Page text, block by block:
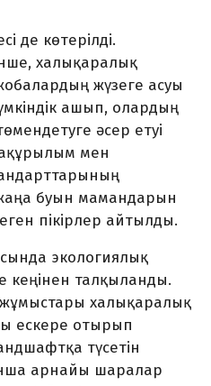
де көтерілді.
халықаралық
жүзеге асуы
ашып, олардың
әсер етуі
мен
буын мамандарын
пікірлер айтылды.
экологиялық
кеңінен талқыланды.
халықаралық
ескере отырып
түсетін
арнайы шаралар